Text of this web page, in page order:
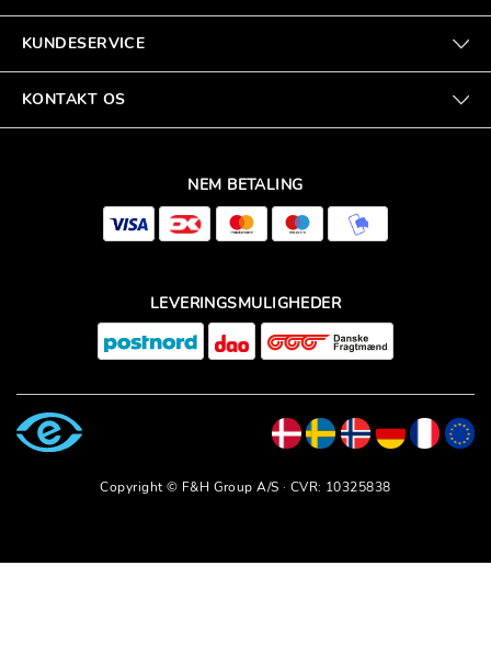
KUNDESERVICE
KONTAKT OS
NEM BETALING
LEVERINGSMULIGHEDER
Copyright © F&H Group A/S · CVR: 10325838